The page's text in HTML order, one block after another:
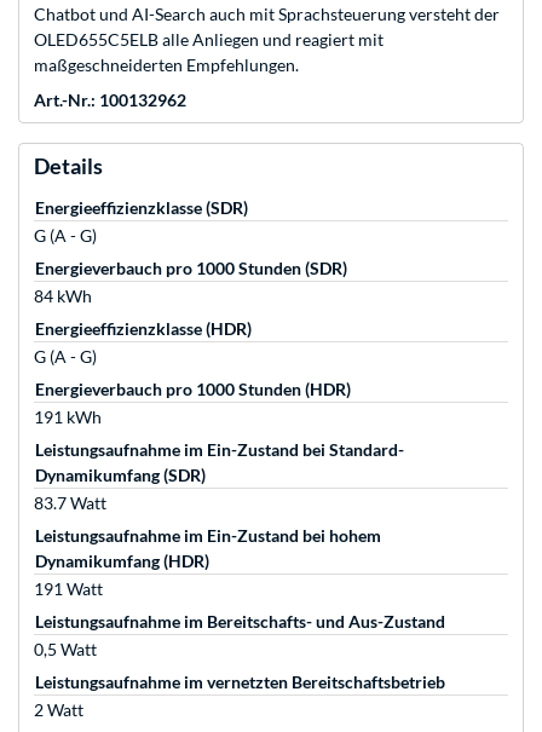
Chatbot und AI-Search auch mit Sprachsteuerung versteht der
OLED655C5ELB alle Anliegen und reagiert mit
maßgeschneiderten Empfehlungen.
Art.-Nr.: 100132962
Details
Energieeffizienzklasse (SDR)
G (A - G)
Energieverbauch pro 1000 Stunden (SDR)
84 kWh
Energieeffizienzklasse (HDR)
G (A - G)
Energieverbauch pro 1000 Stunden (HDR)
191 kWh
Leistungsaufnahme im Ein-Zustand bei Standard-
Dynamikumfang (SDR)
83.7 Watt
Leistungsaufnahme im Ein-Zustand bei hohem
Dynamikumfang (HDR)
191 Watt
Leistungsaufnahme im Bereitschafts- und Aus-Zustand
0,5 Watt
Leistungsaufnahme im vernetzten Bereitschaftsbetrieb
2 Watt